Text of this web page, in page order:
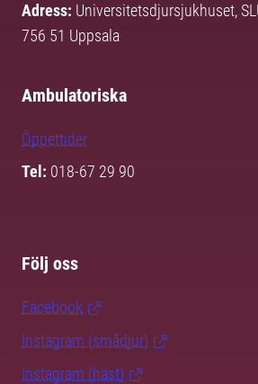
Adress: Universitetsdjursjukhuset,
756 51 Uppsala
Ambulatoriska
Öppettider
Tel: 018-67 29 90
Följ oss
Facebook
Instagram (smådjur)
Instagram (häst)